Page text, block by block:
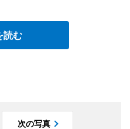
読む
次の写真